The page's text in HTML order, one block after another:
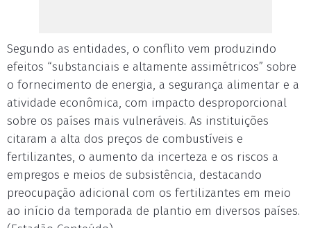
Segundo as entidades, o conflito vem produzindo
efeitos “substanciais e altamente assimétricos” sobre
o fornecimento de energia, a segurança alimentar e a
atividade econômica, com impacto desproporcional
sobre os países mais vulneráveis. As instituições
citaram a alta dos preços de combustíveis e
fertilizantes, o aumento da incerteza e os riscos a
empregos e meios de subsistência, destacando
preocupação adicional com os fertilizantes em meio
ao início da temporada de plantio em diversos países.